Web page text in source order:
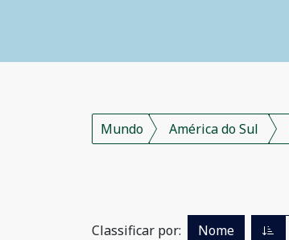
Mundo América do Sul
Classificar por: Nome